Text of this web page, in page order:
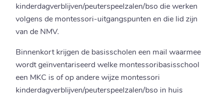
kinderdagverblijven/peuterspeelzalen/bso die werken
volgens de montessori-uitgangspunten en die lid zijn
van de NMV.
Binnenkort krijgen de basisscholen een mail waarmee
wordt geïnventariseerd welke montessoribasisschool
een MKC is of op andere wijze montessori
kinderdagverblijven/peuterspeelzalen/bso in huis